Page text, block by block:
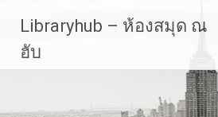
content
Libraryhub – ห้องสมุด ณ
ฮับ